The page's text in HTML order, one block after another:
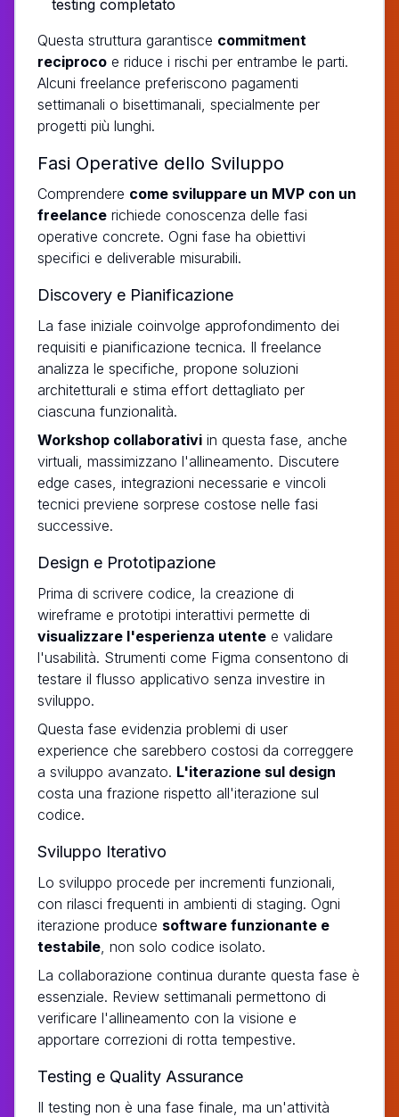
testing completato
Questa struttura garantisce commitment
reciproco e riduce i rischi per entrambe le parti.
Alcuni freelance preferiscono pagamenti
settimanali o bisettimanali, specialmente per
progetti più lunghi.
Fasi Operative dello Sviluppo
Comprendere come sviluppare un MVP con un
freelance richiede conoscenza delle fasi
operative concrete. Ogni fase ha obiettivi
specifici e deliverable misurabili.
Discovery e Pianificazione
La fase iniziale coinvolge approfondimento dei
requisiti e pianificazione tecnica. Il freelance
analizza le specifiche, propone soluzioni
architetturali e stima effort dettagliato per
ciascuna funzionalità.
Workshop collaborativi in questa fase, anche
virtuali, massimizzano l'allineamento. Discutere
edge cases, integrazioni necessarie e vincoli
tecnici previene sorprese costose nelle fasi
successive.
Design e Prototipazione
Prima di scrivere codice, la creazione di
wireframe e prototipi interattivi permette di
visualizzare l'esperienza utente e validare
l'usabilità. Strumenti come Figma consentono di
testare il flusso applicativo senza investire in
sviluppo.
Questa fase evidenzia problemi di user
experience che sarebbero costosi da correggere
a sviluppo avanzato. L'iterazione sul design
costa una frazione rispetto all'iterazione sul
codice.
Sviluppo Iterativo
Lo sviluppo procede per incrementi funzionali,
con rilasci frequenti in ambienti di staging. Ogni
iterazione produce software funzionante e
testabile , non solo codice isolato.
La collaborazione continua durante questa fase è
essenziale. Review settimanali permettono di
verificare l'allineamento con la visione e
apportare correzioni di rotta tempestive.
Testing e Quality Assurance
Il testing non è una fase finale, ma un'attività